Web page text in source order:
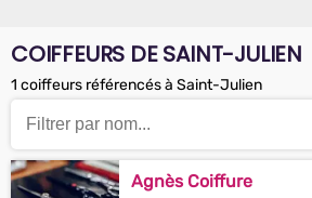
COIFFEURS DE SAINT-JULIEN
1 coiffeurs référencés à Saint-Julien
Agnès Coiffure